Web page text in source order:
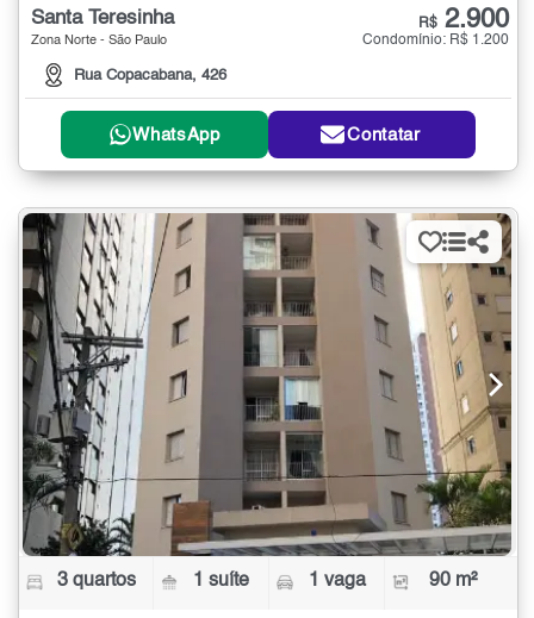
Santa Teresinha
Zona Norte - São Paulo
Rua Copacabana, 426
R$ 2.900
Condomínio: R$ 1.200
WhatsApp Contatar
3 quartos 1 suíte 1 vaga 90 m²